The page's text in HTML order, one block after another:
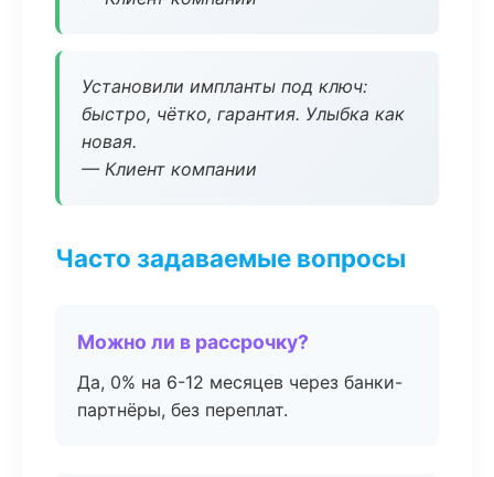
Установили импланты под ключ:
быстро, чётко, гарантия. Улыбка как
новая.
— Клиент компании
Часто задаваемые вопросы
Можно ли в рассрочку?
Да, 0% на 6-12 месяцев через банки-
партнёры, без переплат.